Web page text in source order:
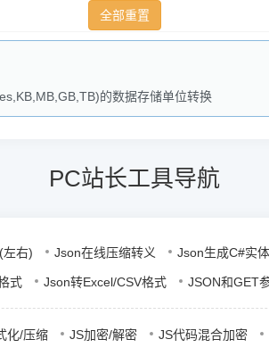
的数据存储单位转换
PC站长工具导航
左右) Json在线压缩转义 Json生成C#实
式 Json转Excel/CSV格式 JSON和GET
化/压缩 JS加密/解密 JS代码混合加密